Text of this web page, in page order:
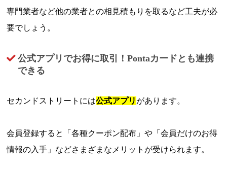
専門業者など他の業者との相見積もりを取るなど工夫が必
要でしょう。
公式アプリでお得に取引！Pontaカードとも連携
できる
セカンドストリートには公式アプリ があります。
会員登録すると「各種クーポン配布」や「会員だけのお得
情報の入手」などさまざまなメリットが受けられます。